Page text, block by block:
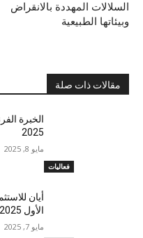
السلالات المهددة بالانقراض
وبيئاتها الطبيعية
مقالات ذات صلة
فعاليات
الخبرة
2025
مايو 8, 2025
الأول 2025 بزيادة 755 في المئة
مايو 7, 2025